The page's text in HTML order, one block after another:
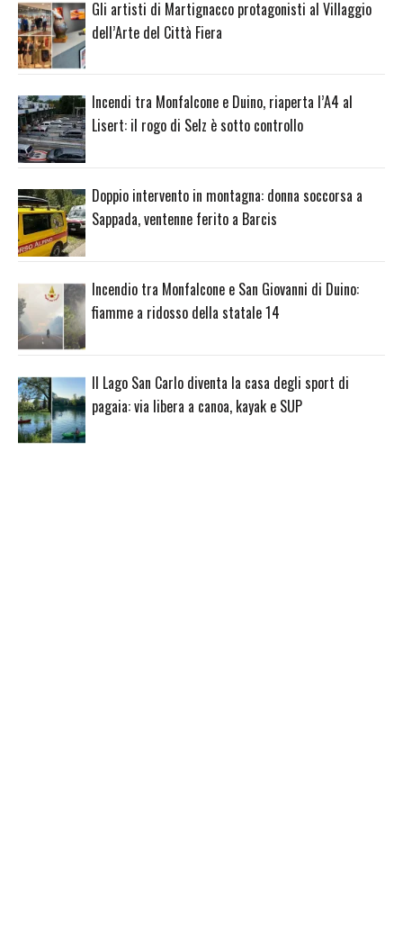
Gli artisti di Martignacco protagonisti al Villaggio
dell’Arte del Città Fiera
Incendi tra Monfalcone e Duino, riaperta l’A4 al
Lisert: il rogo di Selz è sotto controllo
Doppio intervento in montagna: donna soccorsa a
Sappada, ventenne ferito a Barcis
Incendio tra Monfalcone e San Giovanni di Duino:
fiamme a ridosso della statale 14
Il Lago San Carlo diventa la casa degli sport di
pagaia: via libera a canoa, kayak e SUP